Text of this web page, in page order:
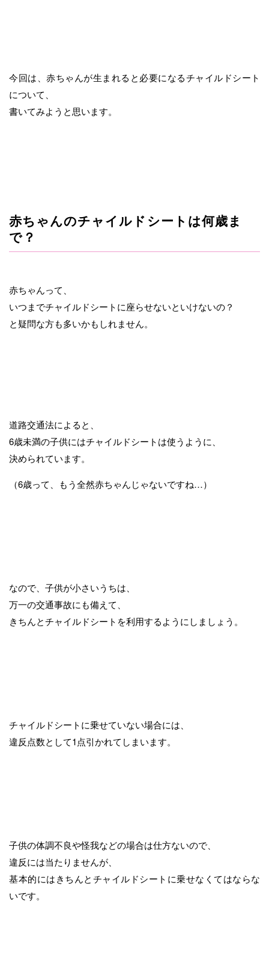
今回は、赤ちゃんが生まれると必要になるチャイルドシート
について、
書いてみようと思います。
赤ちゃんのチャイルドシートは何歳ま
で？
赤ちゃんって、
いつまでチャイルドシートに座らせないといけないの？
と疑問な方も多いかもしれません。
道路交通法によると、
6歳未満の子供にはチャイルドシートは使うように、
決められています。
（6歳って、もう全然赤ちゃんじゃないですね…）
なので、子供が小さいうちは、
万一の交通事故にも備えて、
きちんとチャイルドシートを利用するようにしましょう。
チャイルドシートに乗せていない場合には、
違反点数として1点引かれてしまいます。
子供の体調不良や怪我などの場合は仕方ないので、
違反には当たりませんが、
基本的にはきちんとチャイルドシートに乗せなくてはならな
いです。